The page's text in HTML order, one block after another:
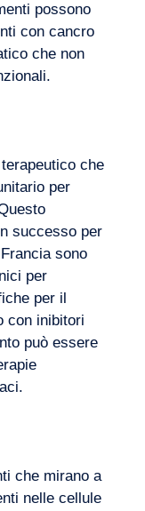
possono
con cancro
che non
che
per
successo per
sono
per
per il
con inibitori
può essere
che mirano a
nelle cellule